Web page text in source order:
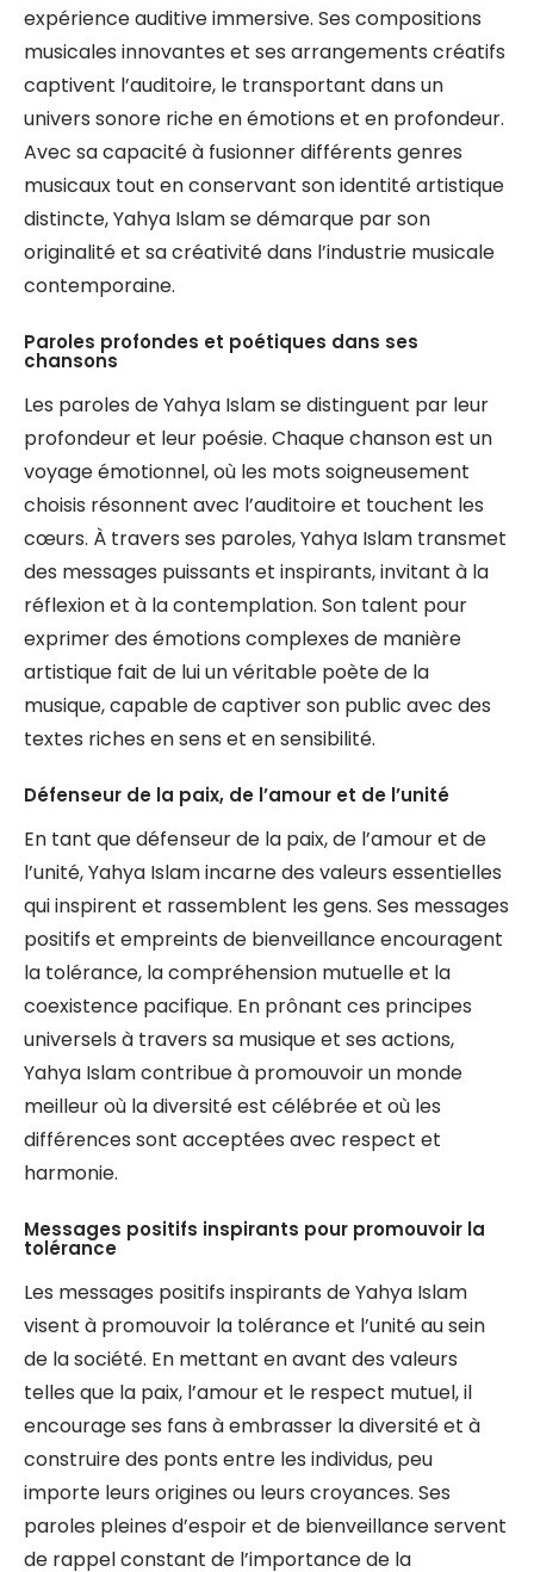
expérience auditive immersive. Ses compositions
musicales innovantes et ses arrangements créatifs
captivent l’auditoire, le transportant dans un
univers sonore riche en émotions et en profondeur.
Avec sa capacité à fusionner différents genres
musicaux tout en conservant son identité artistique
distincte, Yahya Islam se démarque par son
originalité et sa créativité dans l’industrie musicale
contemporaine.
Paroles profondes et poétiques dans ses
chansons
Les paroles de Yahya Islam se distinguent par leur
profondeur et leur poésie. Chaque chanson est un
voyage émotionnel, où les mots soigneusement
choisis résonnent avec l’auditoire et touchent les
cœurs. À travers ses paroles, Yahya Islam transmet
des messages puissants et inspirants, invitant à la
réflexion et à la contemplation. Son talent pour
exprimer des émotions complexes de manière
artistique fait de lui un véritable poète de la
musique, capable de captiver son public avec des
textes riches en sens et en sensibilité.
Défenseur de la paix, de l’amour et de l’unité
En tant que défenseur de la paix, de l’amour et de
l’unité, Yahya Islam incarne des valeurs essentielles
qui inspirent et rassemblent les gens. Ses messages
positifs et empreints de bienveillance encouragent
la tolérance, la compréhension mutuelle et la
coexistence pacifique. En prônant ces principes
universels à travers sa musique et ses actions,
Yahya Islam contribue à promouvoir un monde
meilleur où la diversité est célébrée et où les
différences sont acceptées avec respect et
harmonie.
Messages positifs inspirants pour promouvoir la
tolérance
Les messages positifs inspirants de Yahya Islam
visent à promouvoir la tolérance et l’unité au sein
de la société. En mettant en avant des valeurs
telles que la paix, l’amour et le respect mutuel, il
encourage ses fans à embrasser la diversité et à
construire des ponts entre les individus, peu
importe leurs origines ou leurs croyances. Ses
paroles pleines d’espoir et de bienveillance servent
de rappel constant de l’importance de la